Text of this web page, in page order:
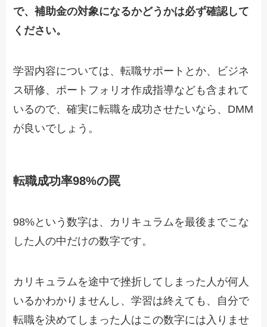
で、補助金の対象になるかどうかは必ず確認して
ください。
学習内容については、転職サポートとか、ビジネ
ス研修、ポートフォリオ作成指導なども含まれて
いるので、確実に転職を成功させたいなら、DMM
が良いでしょう。
転職成功率98%の罠
98%という数字は、カリキュラムを最後までこな
した人の中だけの数字です。
カリキュラムを途中で挫折してしまった人が何人
いるかわかりませんし、学習は終えても、自分で
転職を決めてしまった人はこの数字には入りませ